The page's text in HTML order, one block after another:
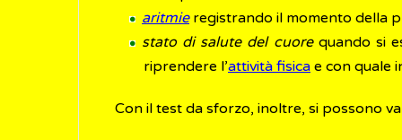
aritmieregistrando il momento della
stato di salute del cuorequando si
riprendere l’attività fisica e con quale
Con il test da sforzo, inoltre, si possono